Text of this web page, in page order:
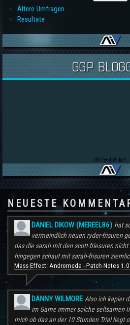
Ältere Umfragen
Resultate
GGP
RSS Feed Widget
NEUESTE
DANIEL DIKOW (MEREEL86) hat
vermeindlich neuen ryder-frisuren
das die sarah mit den scott-friesuren
hingegen schaut mit sarah-frisuren
Mass Effect: Andromeda - Patch-Notes
DANNY WILMORE Also ich kapier
im Game immer solche seltsamen
mich ob das an der 10 Stunden Trial liegt